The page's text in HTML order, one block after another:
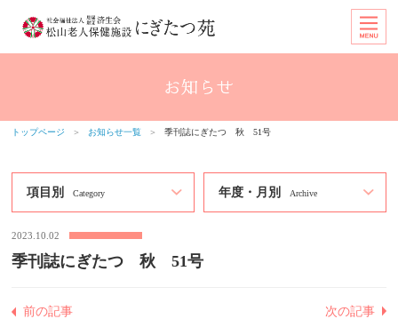
トップページ ＞ お知らせ一覧 ＞ 季刊誌にぎたつ 秋 51号
項目別 Category 年度・月別 Archive
2023.10.02
季刊誌にぎたつ 秋 51号
前の記事 次の記事